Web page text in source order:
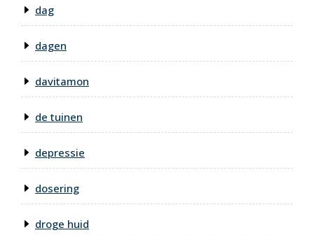
dag
dagen
davitamon
de tuinen
depressie
dosering
droge huid